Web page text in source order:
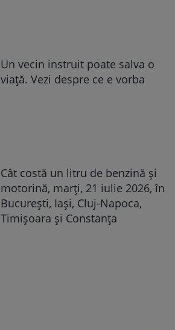
Un vecin instruit poate salva o
viață. Vezi despre ce e vorba
Cât costă un litru de benzină și
motorină, marți, 21 iulie 2026, în
București, Iași, Cluj-Napoca,
Timișoara și Constanța